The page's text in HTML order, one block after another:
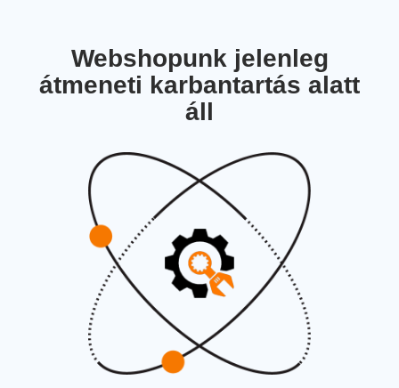
Webshopunk jelenleg
átmeneti karbantartás alatt
áll